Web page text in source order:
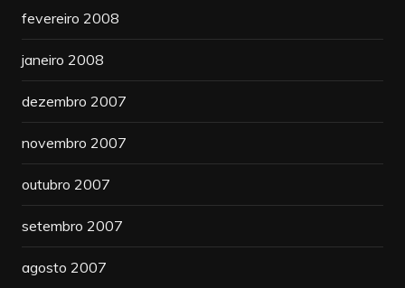
fevereiro 2008
janeiro 2008
dezembro 2007
novembro 2007
outubro 2007
setembro 2007
agosto 2007